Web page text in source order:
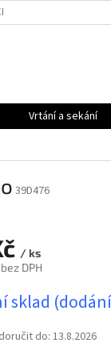
PODMÍNKY
Vrtání a sekání
39D476
/ ks
DPH
sklad
do: 13.8.2026